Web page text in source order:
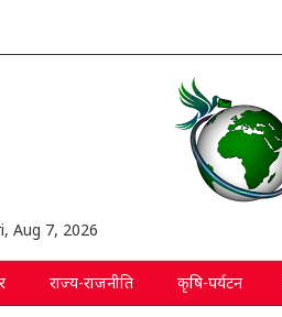
Aug 7, 2026
राज्य-राजनीति कृषि-पर्यटन